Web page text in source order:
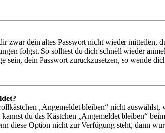
zwar dein altes Passwort nicht wieder mitteilen,
folgst. So solltest du dich schnell wieder
sein, dein Passwort zurückzusetzen, so wende
„Angemeldet bleiben“ nicht
du das Kästchen „Angemeldet bleiben“
diese Option nicht zur Verfügung steht, dann